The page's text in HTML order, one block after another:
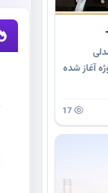
آغاز شده
17